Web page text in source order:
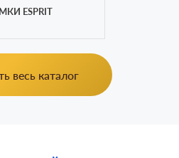
ESPRIT
весь каталог